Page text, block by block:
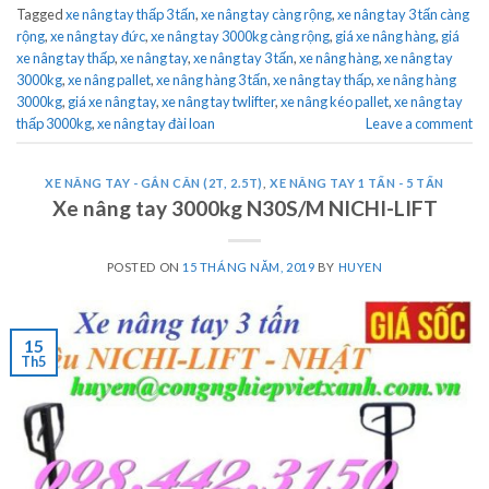
Taggedxe nâng tay thấp 3 tấn,xe nâng tay càng rộng,xe nâng tay 3 tấn càng
rộng,xe nâng tay đức,xe nâng tay 3000kg càng rộng, giá xe nâng hàng, giá
xe nâng tay thấp,xe nâng tay,xe nâng tay 3 tấn,xe nâng hàng,xe nâng tay
3000kg,xe nâng pallet,xe nâng hàng 3 tấn,xe nâng tay thấp,xe nâng hàng
3000kg, giá xe nâng tay,xe nâng tay twlifter,xe nâng kéo pallet,xe nâng tay
thấp 3000kg,xe nâng tay đài loan Leave a comment
XE NÂNG TAY - GẮN CÂN (2T, 2.5T) ,XE NÂNG TAY 1 TẤN - 5 TẤN
Xe nâng tay 3000kg N30S/M NICHI-LIFT
POSTED ON 15 THÁNG NĂM, 2019 BY HUYEN
15
Th5